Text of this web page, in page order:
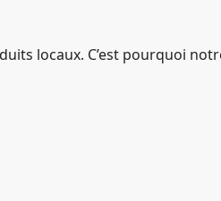
locaux. C’est pourquoi